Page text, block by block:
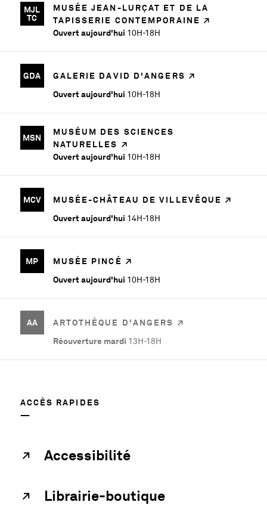
MJL
TC
MUSÉE JEAN-LURÇAT ET DE LA
TAPISSERIE CONTEMPORAINE
Ouvert aujourd'hui 10H-18H
GDA
GALERIE DAVID D'ANGERS
Ouvert aujourd'hui 10H-18H
MSN
MUSÉUM DES SCIENCES
NATURELLES
Ouvert aujourd'hui 10H-18H
MCV
MUSÉE-CHÂTEAU DE VILLEVÊQUE
Ouvert aujourd'hui 14H-18H
MP
MUSÉE PINCÉ
Ouvert aujourd'hui 10H-18H
AA
ARTOTHÈQUE D'ANGERS
Réouverture mardi 13H-18H
ACCÈS RAPIDES
Accessibilité
Librairie-boutique